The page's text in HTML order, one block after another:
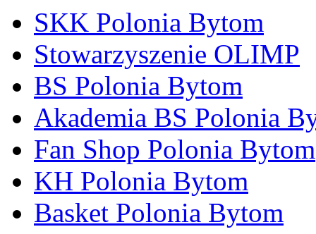
SKK Polonia Bytom
Stowarzyszenie OLIMP
BS Polonia Bytom
Akademia BS Polonia
Fan Shop Polonia Bytom
KH Polonia Bytom
Basket Polonia Bytom